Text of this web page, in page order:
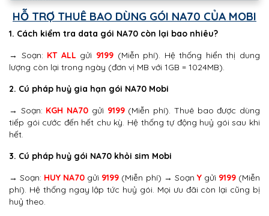
HỖ TRỢ THUÊ BAO DÙNG GÓI NA70 CỦA MOBI
1. Cách kiểm tra data gói NA70 còn lại bao nhiêu?
→ Soạn: KT ALL gửi 9199(Miễn phí). Hệ thống hiển thị dung
lượng còn lại trong ngày (đơn vị MB với 1GB = 1024MB).
2. Cú pháp huỷ gia hạn gói NA70 Mobi
→ Soạn: KGH NA70 gửi 9199(Miễn phí). Thuê bao được dùng
tiếp gói cước đến hết chu kỳ. Hệ thống tự động huỷ gói sau khi
hết.
3. Cú pháp huỷ gói NA70 khỏi sim Mobi
→ Soạn: HUY NA70 gửi 9199 (Miễn phí) → Soạn Ygửi 9199(Miễn
phí). Hệ thống ngay lập tức huỷ gói. Mọi ưu đãi còn lại cũng bị
huỷ theo.